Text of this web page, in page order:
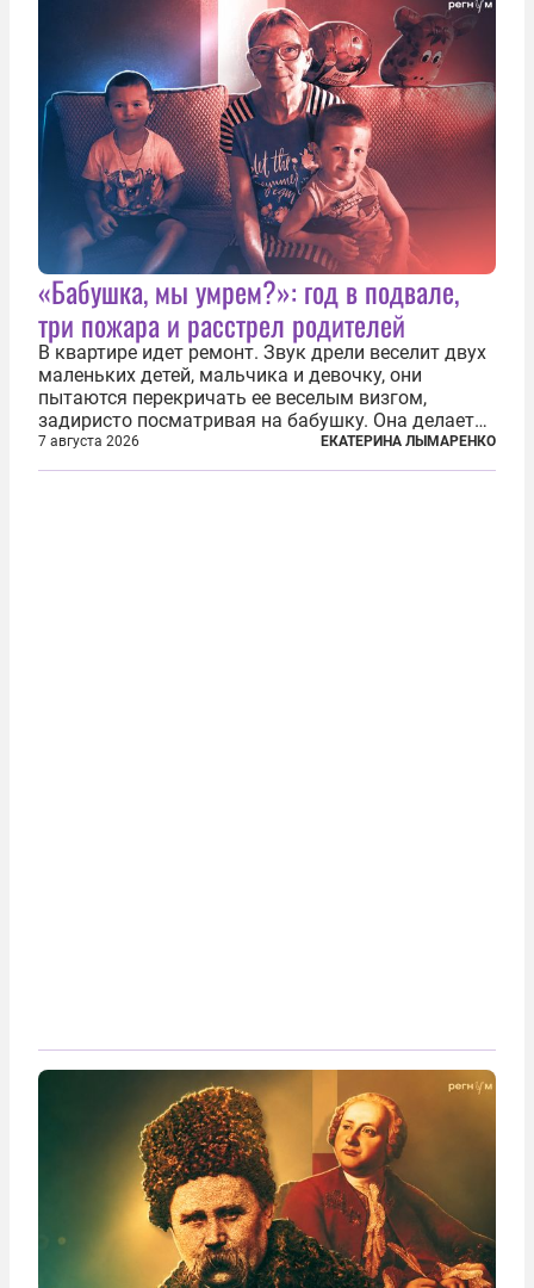
«Бабушка, мы умрем?»: год в подвале,
три пожара и расстрел родителей
В квартире идет ремонт. Звук дрели веселит двух
маленьких детей, мальчика и девочку, они
пытаются перекричать ее веселым визгом,
задиристо посматривая на бабушку. Она делает
им замечание, но внуки чувствуют, что она
сердится невсерьез. И это правда: дрель, конечно,
7 августа 2026 ЕКАТЕРИНА ЛЫМАРЕНКО